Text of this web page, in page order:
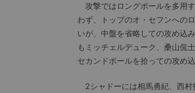
攻撃ではロングボールを多用
わず、トップのオ・セフンへの
いが、中盤を省略しての攻め込
もミッチェルデューク、桑山侃
セカンドボールを拾っての攻め
2シャドーには相馬勇紀、西村